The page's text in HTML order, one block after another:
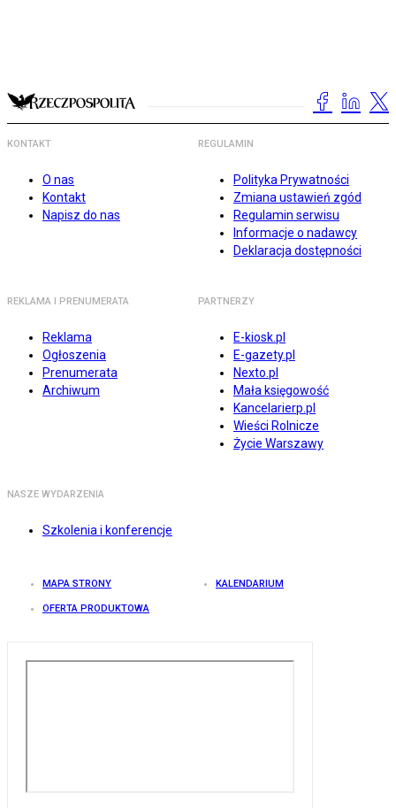
KONTAKT
O nas
Kontakt
Napisz do nas
REGULAMIN
Polityka Prywatności
Zmiana ustawień zgód
Regulamin serwisu
Informacje o nadawcy
Deklaracja dostępności
REKLAMA I PRENUMERATA
Reklama
Ogłoszenia
Prenumerata
Archiwum
PARTNERZY
E-kiosk.pl
E-gazety.pl
Nexto.pl
Mała księgowość
Kancelarierp.pl
Wieści Rolnicze
Życie Warszawy
NASZE WYDARZENIA
Szkolenia i konferencje
MAPA STRONY KALENDARIUM
OFERTA PRODUKTOWA